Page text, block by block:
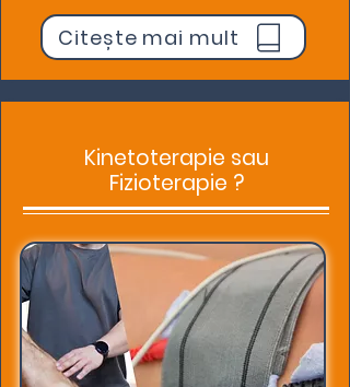
Citește mai mult
Kinetoterapie sau
Fizioterapie ?